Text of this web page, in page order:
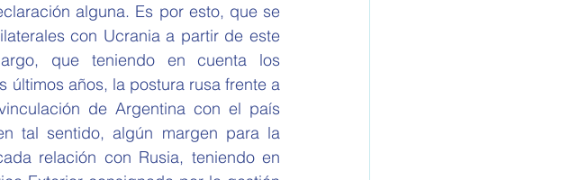
alguna. Es por esto, que se
con Ucrania a partir de este
que teniendo en cuenta los
últimos años, la postura rusa frente a
de Argentina con el país
tal sentido, algún margen para la
relación con Rusia, teniendo en